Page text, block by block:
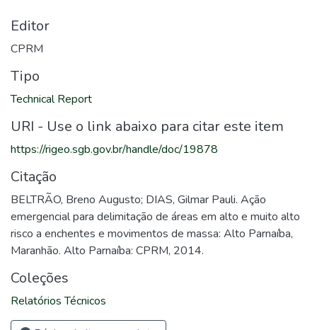
Editor
CPRM
Tipo
Technical Report
URI - Use o link abaixo para citar este item
https://rigeo.sgb.gov.br/handle/doc/19878
Citação
BELTRÃO, Breno Augusto; DIAS, Gilmar Pauli. Ação
emergencial para delimitação de áreas em alto e muito alto
risco a enchentes e movimentos de massa: Alto Parnaíba,
Maranhão. Alto Parnaíba: CPRM, 2014.
Coleções
Relatórios Técnicos